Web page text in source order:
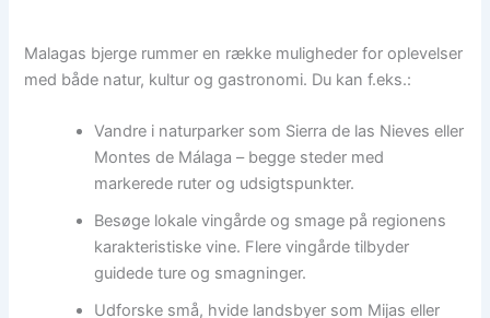
Malagas bjerge rummer en række muligheder for oplevelser
med både natur, kultur og gastronomi. Du kan f.eks.:
Vandre i naturparker som Sierra de las Nieves eller
Montes de Málaga – begge steder med
markerede ruter og udsigtspunkter.
Besøge lokale vingårde og smage på regionens
karakteristiske vine. Flere vingårde tilbyder
guidede ture og smagninger.
Udforske små, hvide landsbyer som Mijas eller